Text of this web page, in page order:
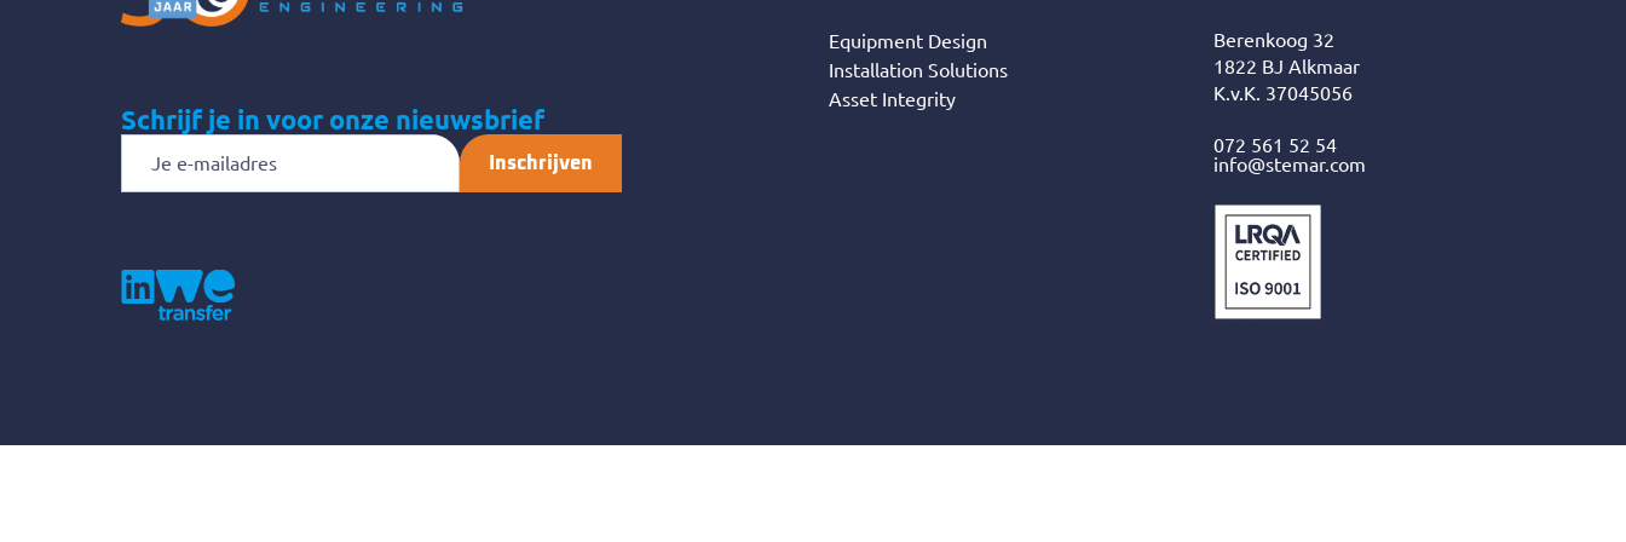
Schrijf je in voor onze nieuwsbrief
mailadres
Equipment Design
Installation Solutions
Asset Integrity
Berenkoog 32
1822 BJ Alkmaar
K.v.K. 37045056
072 561 52 54
info@stemar.com